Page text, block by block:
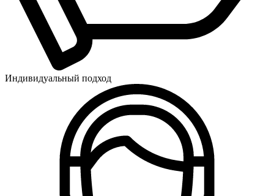
Индивидуальный подход